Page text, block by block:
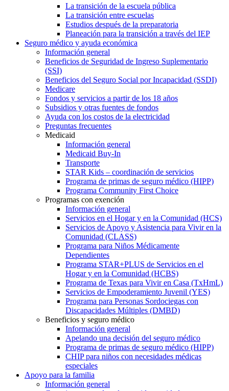
La transición de la escuela pública
La transición entre escuelas
Estudios después de la preparatoria
Planeación para la transición a través del IEP
Seguro médico y ayuda económica
Información general
Beneficios de Seguridad de Ingreso Suplementario
(SSI)
Beneficios del Seguro Social por Incapacidad (SSDI)
Medicare
Fondos y servicios a partir de los 18 años
Subsidios y otras fuentes de fondos
Ayuda con los costos de la electricidad
Preguntas frecuentes
Medicaid
Información general
Medicaid Buy-In
Transporte
STAR Kids – coordinación de servicios
Programa de primas de seguro médico (HIPP)
Programa Community First Choice
Programas con exención
Información general
Servicios en el Hogar y en la Comunidad (HCS)
Servicios de Apoyo y Asistencia para Vivir en la
Comunidad (CLASS)
Programa para Niños Médicamente
Dependientes
Programa STAR+PLUS de Servicios en el
Hogar y en la Comunidad (HCBS)
Programa de Texas para Vivir en Casa (TxHmL)
Servicios de Empoderamiento Juvenil (YES)
Programa para Personas Sordociegas con
Discapacidades Múltiples (DMBD)
Beneficios y seguro médico
Información general
Apelando una decisión del seguro médico
Programa de primas de seguro médico (HIPP)
CHIP para niños con necesidades médicas
especiales
Apoyo para la familia
Información general